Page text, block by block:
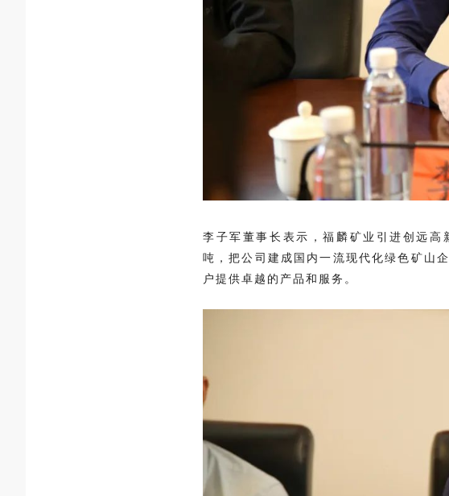
李子军董事长表示，福麟矿业引进创远
吨，把公司建成国内一流现代化绿色矿山
户提供卓越的产品和服务。